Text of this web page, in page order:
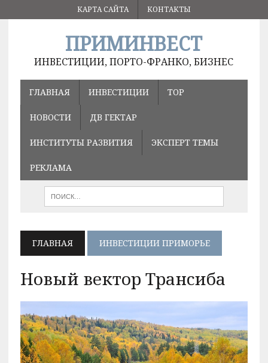
КАРТА САЙТА КОНТАКТЫ
ПРИМИНВЕСТ
ИНВЕСТИЦИИ, ПОРТО-ФРАНКО, БИЗНЕС
ГЛАВНАЯ ИНВЕСТИЦИИ ТОР
НОВОСТИ ДВ ГЕКТАР
ИНСТИТУТЫ РАЗВИТИЯ ЭКСПЕРТ ТЕМЫ
РЕКЛАМА
ГЛАВНАЯ ИНВЕСТИЦИИ ПРИМОРЬЕ
Новый вектор Трансиба